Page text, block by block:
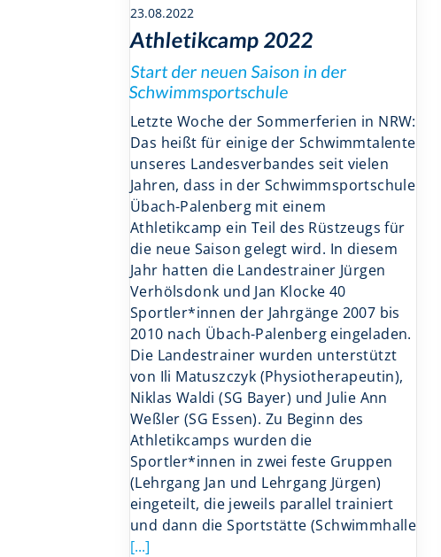
23.08.2022
Athletikcamp 2022
Start der neuen Saison in der
Schwimmsportschule
Letzte Woche der Sommerferien in NRW:
Das heißt für einige der Schwimmtalente
unseres Landesverbandes seit vielen
Jahren, dass in der Schwimmsportschule
Übach-Palenberg mit einem
Athletikcamp ein Teil des Rüstzeugs für
die neue Saison gelegt wird. In diesem
Jahr hatten die Landestrainer Jürgen
Verhölsdonk und Jan Klocke 40
Sportler*innen der Jahrgänge 2007 bis
2010 nach Übach-Palenberg eingeladen.
Die Landestrainer wurden unterstützt
von Ili Matuszczyk (Physiotherapeutin),
Niklas Waldi (SG Bayer) und Julie Ann
Weßler (SG Essen). Zu Beginn des
Athletikcamps wurden die
Sportler*innen in zwei feste Gruppen
(Lehrgang Jan und Lehrgang Jürgen)
eingeteilt, die jeweils parallel trainiert
und dann die Sportstätte (Schwimmhalle
[...]